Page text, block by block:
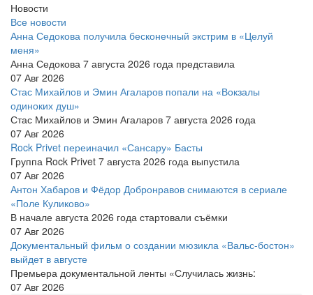
Новости
Все новости
Анна Седокова получила бесконечный экстрим в «Целуй
меня»
Анна Седокова 7 августа 2026 года представила
07 Авг 2026
Стас Михайлов и Эмин Агаларов попали на «Вокзалы
одиноких душ»
Стас Михайлов и Эмин Агаларов 7 августа 2026 года
07 Авг 2026
Rock Privet переиначил «Сансару» Басты
Группа Rock Privet 7 августа 2026 года выпустила
07 Авг 2026
Антон Хабаров и Фёдор Добронравов снимаются в сериале
«Поле Куликово»
В начале августа 2026 года стартовали съёмки
07 Авг 2026
Документальный фильм о создании мюзикла «Вальс-бостон»
выйдет в августе
Премьера документальной ленты «Случилась жизнь:
07 Авг 2026